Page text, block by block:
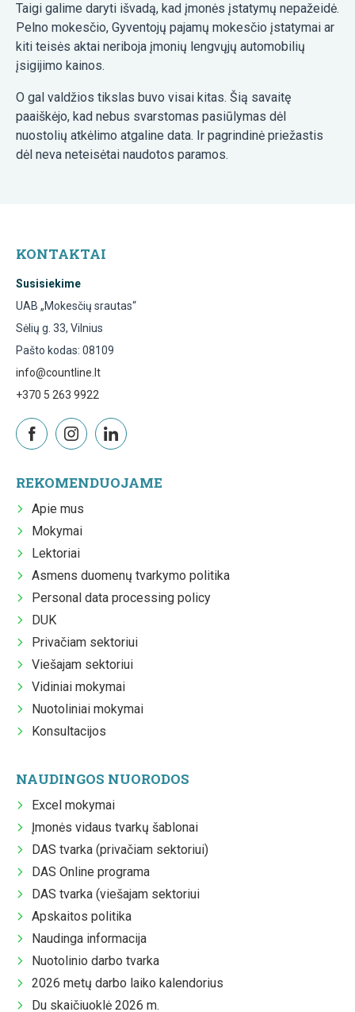
Taigi galime daryti išvadą, kad įmonės įstatymų nepažeidė.
Pelno mokesčio, Gyventojų pajamų mokesčio įstatymai ar
kiti teisės aktai neriboja įmonių lengvųjų automobilių
įsigijimo kainos.
O gal valdžios tikslas buvo visai kitas. Šią savaitę
paaiškėjo, kad nebus svarstomas pasiūlymas dėl
nuostolių atkėlimo atgaline data. Ir pagrindinė priežastis
dėl neva neteisėtai naudotos paramos.
KONTAKTAI
Susisiekime
UAB „Mokesčių srautas“
Sėlių g. 33, Vilnius
Pašto kodas: 08109
info@countline.lt
+370 5 263 9922
REKOMENDUOJAME
Apie mus
Mokymai
Lektoriai
Asmens duomenų tvarkymo politika
Personal data processing policy
DUK
Privačiam sektoriui
Viešajam sektoriui
Vidiniai mokymai
Nuotoliniai mokymai
Konsultacijos
NAUDINGOS NUORODOS
Excel mokymai
Įmonės vidaus tvarkų šablonai
DAS tvarka (privačiam sektoriui)
DAS Online programa
DAS tvarka (viešajam sektoriui
Apskaitos politika
Naudinga informacija
Nuotolinio darbo tvarka
2026 metų darbo laiko kalendorius
Du skaičiuoklė 2026 m.